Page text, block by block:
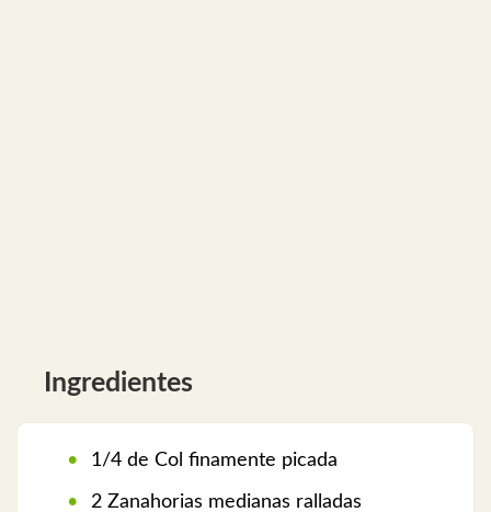
Ingredientes
1/4 de Col finamente picada
2 Zanahorias medianas ralladas